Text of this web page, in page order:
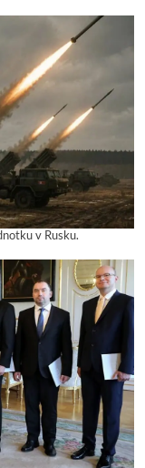
v Rusku.